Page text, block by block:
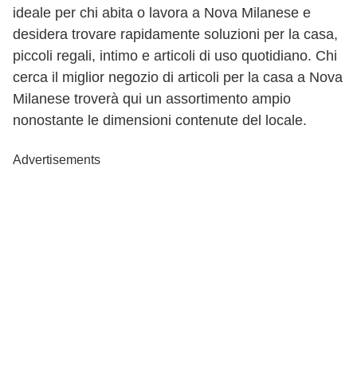
ideale per chi abita o lavora a Nova Milanese e
desidera trovare rapidamente soluzioni per la casa,
piccoli regali, intimo e articoli di uso quotidiano. Chi
cerca il miglior negozio di articoli per la casa a Nova
Milanese troverà qui un assortimento ampio
nonostante le dimensioni contenute del locale.
Advertisements